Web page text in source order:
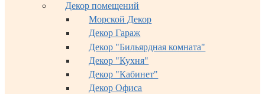
Декор помещений
Морской Декор
Декор Гараж
Декор "Бильярдная комната"
Декор "Кухня"
Декор "Кабинет"
Декор Офиса